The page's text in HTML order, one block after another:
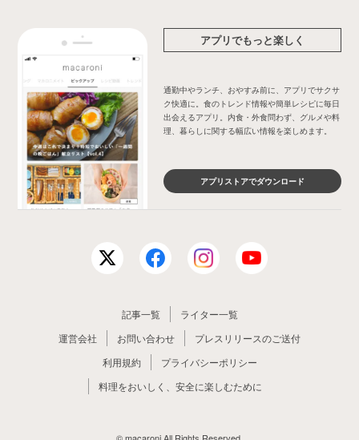
アプリでもっと楽しく
通勤中やランチ、おやすみ前に、アプリでサクサ
ク快適に。食のトレンド情報や簡単レシピに毎日
出会えるアプリ。内食・外食問わず、グルメや料
理、暮らしに関する幅広い情報を楽しめます。
アプリストアでダウンロード
記事一覧
ライター一覧
運営会社
お問い合わせ
プレスリリースのご送付
利用規約
プライバシーポリシー
料理をおいしく、安全に楽しむために